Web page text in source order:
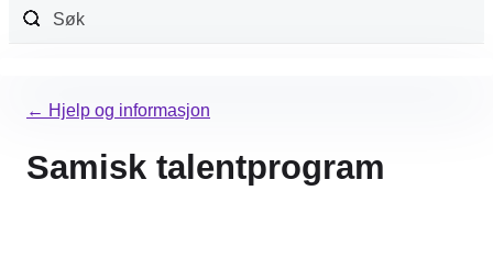
innhold
← Hjelp og informasjon
Samisk talentprogram